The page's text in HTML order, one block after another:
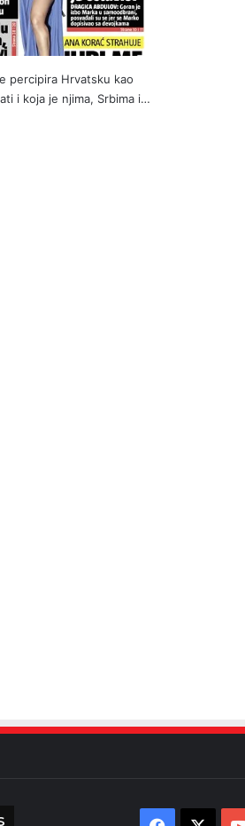
percipira Hrvatsku kao
i koja je njima, Srbima i…